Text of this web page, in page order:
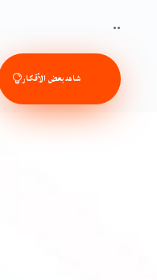
..
شاهد بعض الأقكار